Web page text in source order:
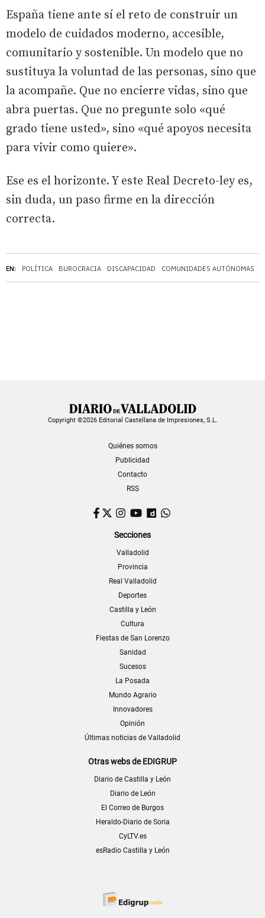
EN: POLÍTICA BUROCRACIA DISCAPACIDAD COMUNIDADES AUTÓNOMAS
España tiene ante sí el reto de construir un
modelo de cuidados moderno, accesible,
comunitario y sostenible. Un modelo que no
sustituya la voluntad de las personas, sino que
la acompañe. Que no encierre vidas, sino que
abra puertas. Que no pregunte solo «qué
grado tiene usted», sino «qué apoyos necesita
para vivir como quiere».
Ese es el horizonte. Y este Real Decreto-ley es,
sin duda, un paso firme en la dirección
correcta.
Copyright ©2026 Editorial Castellana de Impresiones, S.L.
Quiénes somos
Publicidad
Contacto
RSS
Facebook
TwitterInstagram
YouTubeDailymotion
Secciones
Valladolid
Provincia
Real Valladolid
Deportes
Castilla y León
Cultura
Fiestas de San Lorenzo
Sanidad
Sucesos
La Posada
Mundo Agrario
Innovadores
Opinión
Últimas noticias de Valladolid
Otras webs de EDIGRUP
Diario de Castilla y León
Diario de León
El Correo de Burgos
Heraldo-Diario de Soria
CyLTV.es
esRadio Castilla y León